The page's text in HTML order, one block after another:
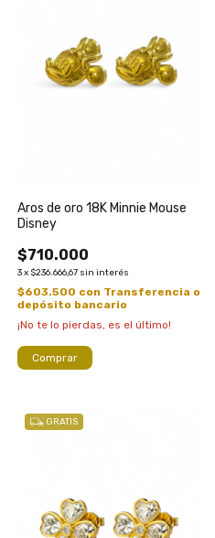
Aros de oro 18K Minnie Mouse
Disney
$710.000
3x $236.666,67 sin interés
$603.500 con Transferencia o
depósito bancario
¡No te lo pierdas, es el último!
Comprar
GRATIS